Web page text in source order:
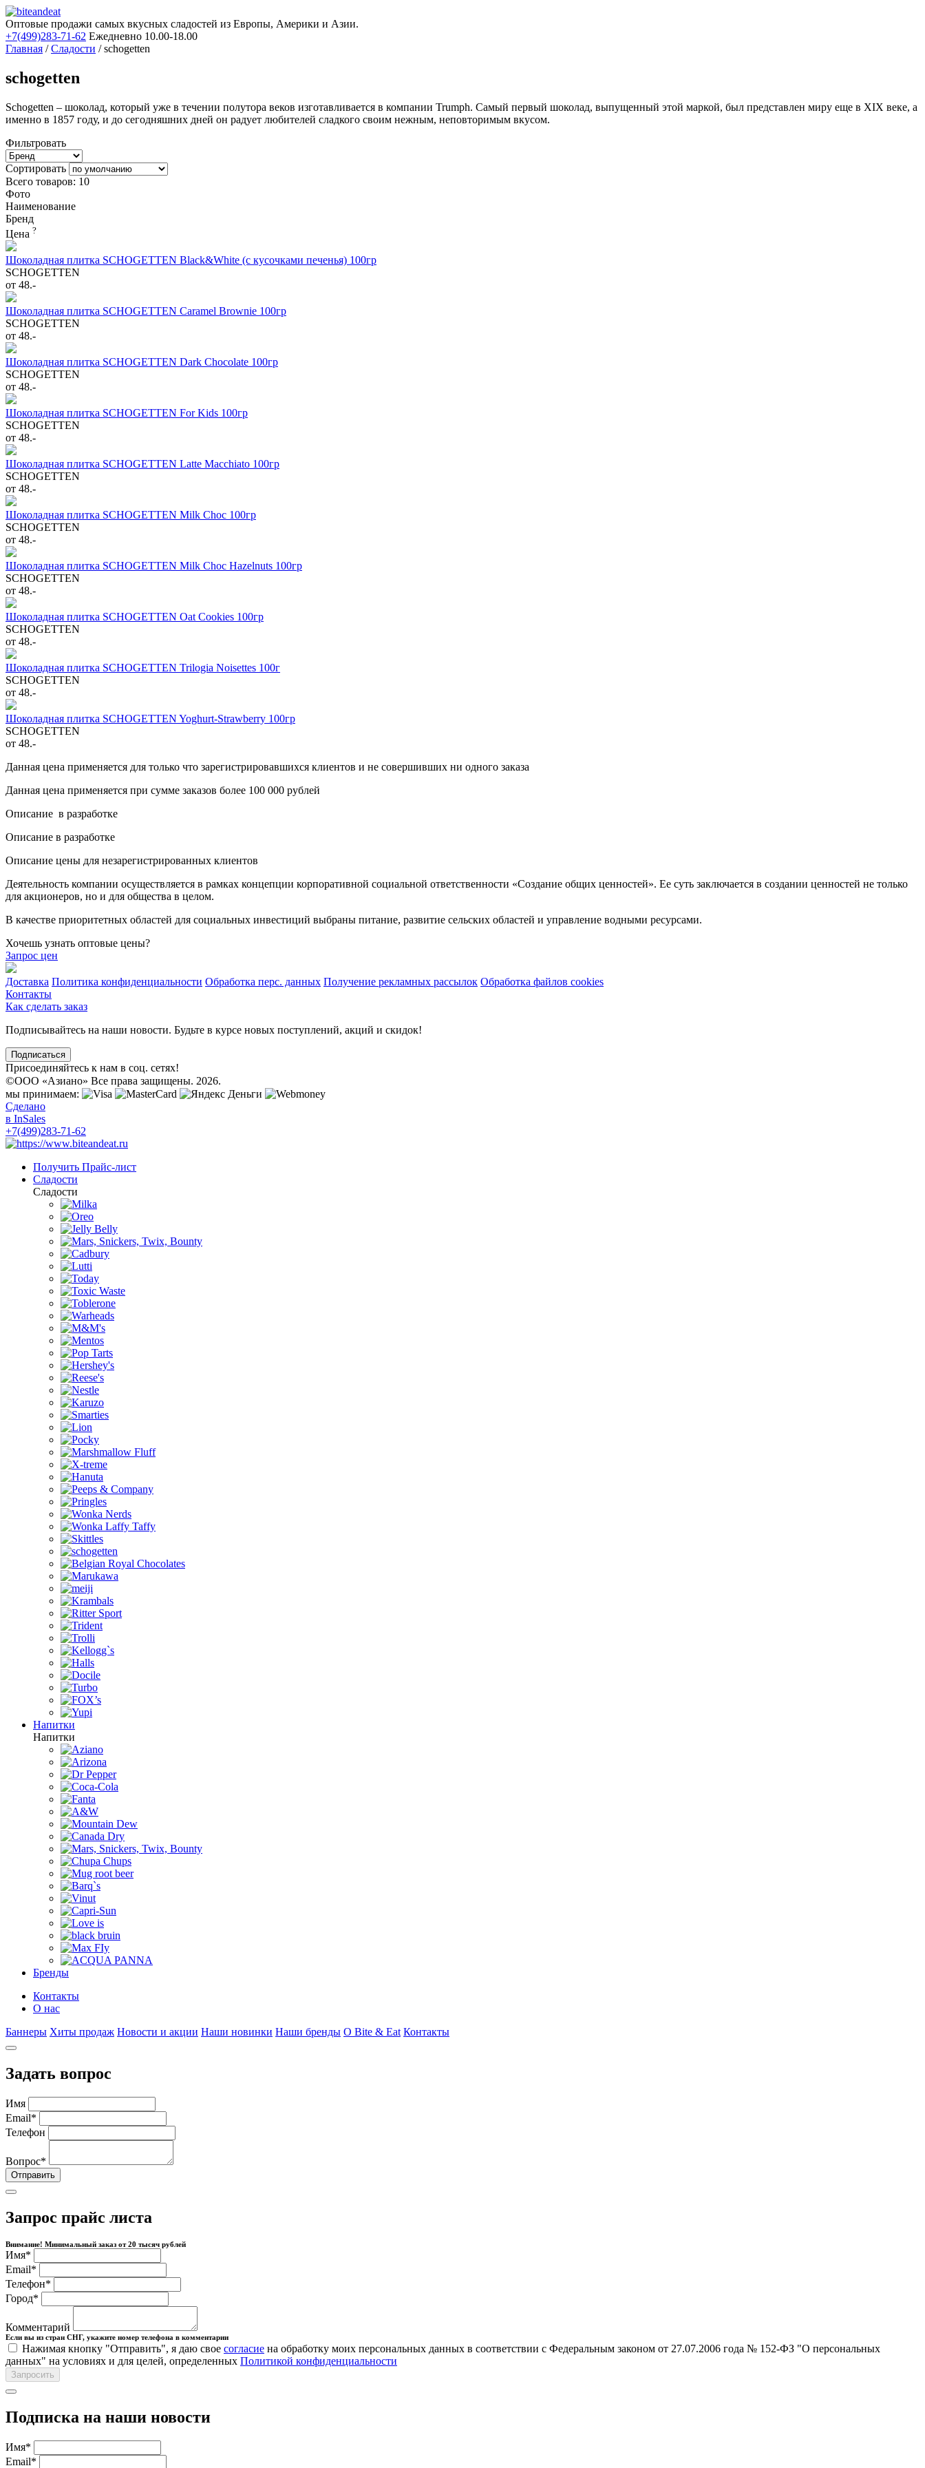
Оптовые продажи самых вкусных сладостей из Европы, Америки и Азии.
+7(499)283-71-62 Ежедневно 10.00-18.00
Главная /Сладости /schogetten
schogetten
Schogetten – шоколад, который уже в течении полутора веков изготавливается в компании Trumph. Самый первый шоколад, выпущенный этой маркой, был представлен миру еще в XIX веке, а
именно в 1857 году, и до сегодняшних дней он радует любителей сладкого своим нежным, неповторимым вкусом.
Фильтровать
Сортировать
Всего товаров: 10
Фото
Наименование
Бренд
Цена ?
Шоколадная плитка SCHOGETTEN Black&White (c кусочками печенья) 100гр
SCHOGETTEN
от 48.-
Шоколадная плитка SCHOGETTEN Caramel Brownie 100гр
SCHOGETTEN
от 48.-
Шоколадная плитка SCHOGETTEN Dark Chocolate 100гр
SCHOGETTEN
от 48.-
Шоколадная плитка SCHOGETTEN For Kids 100гр
SCHOGETTEN
от 48.-
Шоколадная плитка SCHOGETTEN Latte Macchiato 100гр
SCHOGETTEN
от 48.-
Шоколадная плитка SCHOGETTEN Milk Choc 100гр
SCHOGETTEN
от 48.-
Шоколадная плитка SCHOGETTEN Milk Choc Hazelnuts 100гр
SCHOGETTEN
от 48.-
Шоколадная плитка SCHOGETTEN Oat Cookies 100гр
SCHOGETTEN
от 48.-
Шоколадная плитка SCHOGETTEN Trilogia Noisettes 100г
SCHOGETTEN
от 48.-
Шоколадная плитка SCHOGETTEN Yoghurt-Strawberry 100гр
SCHOGETTEN
от 48.-
Данная цена применяется для только что зарегистрировавшихся клиентов и не совершивших ни одного заказа
Данная цена применяется при сумме заказов более 100 000 рублей
Описание в разработке
Описание в разработке
Описание цены для незарегистрированных клиентов
Деятельность компании осуществляется в рамках концепции корпоративной социальной ответственности «Создание общих ценностей». Ее суть заключается в создании ценностей не только
для акционеров, но и для общества в целом.
В качестве приоритетных областей для социальных инвестиций выбраны питание, развитие сельских областей и управление водными ресурсами.
Хочешь узнать оптовые цены?
Запрос цен
Доставка Политика конфиденциальности Обработка перс. данных Получение рекламных рассылок Обработка файлов cookies
Контакты
Как сделать заказ
Подписывайтесь на наши новости. Будьте в курсе новых поступлений, акций и скидок!
Подписаться
Присоединяйтесь к нам в соц. сетях!
©ООО «Азиано» Все права защищены. 2026.
мы принимаем:
Сделано
в InSales
+7(499)283-71-62
Получить Прайс-лист
Сладости
Сладости
Напитки
Напитки
Бренды
Контакты
О нас
Баннеры Хиты продаж Новости и акции Наши новинки Наши бренды О Bite & Eat Контакты
Задать вопрос
Имя
Email*
Телефон
Вопрос*
Отправить
Запрос прайс листа
Внимание! Минимальный заказ от 20 тысяч рублей
Имя*
Email*
Телефон*
Город*
Комментарий
Если вы из стран СНГ, укажите номер телефона в комментарии
Нажимая кнопку "Отправить", я даю свое согласие на обработку моих персональных данных в соответствии с Федеральным законом от 27.07.2006 года № 152-ФЗ "О персональных
данных" на условиях и для целей, определенных Политикой конфиденциальности
Запросить
Подписка на наши новости
Имя*
Email*